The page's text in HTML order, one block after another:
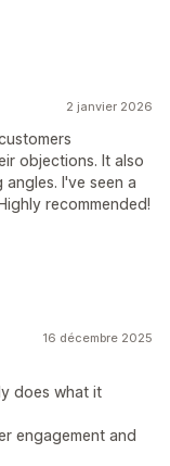
2 janvier 2026
objections. It also
I've seen a
recommended!
16 décembre 2025
does what it
engagement and